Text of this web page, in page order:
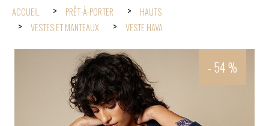
ACCUEIL PRÊT-À-PORTER
HAUTS
VESTES ET MANTEAUX
VESTE HAVA
- 54 %